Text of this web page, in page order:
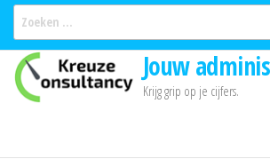
Ga
naar
inhoud
Jouw
Krijg grip op je cijfers.